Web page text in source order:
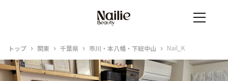
トップ › 関東 › 千葉県 › 市川・本八幡・下総中山 › Nail_K